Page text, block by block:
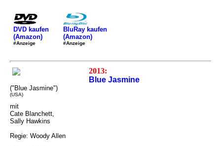
DVD kaufen
(Amazon)
#Anzeige
BluRay kaufen
(Amazon)
#Anzeige
2013:
Blue Jasmine
("Blue Jasmine")
(USA)
mit
Cate Blanchett,
Sally Hawkins
Regie: Woody Allen